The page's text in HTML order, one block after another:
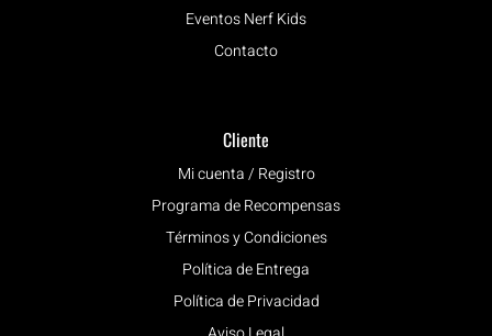
Eventos Nerf Kids
Contacto
Cliente
Mi cuenta / Registro
Programa de Recompensas
Términos y Condiciones
Política de Entrega
Política de Privacidad